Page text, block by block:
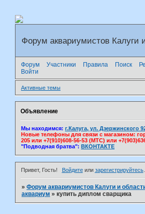
Форум аквариумистов Калуги
Форум Участники Правила Поиск
Войти
Активные темы
Объявление
Мы находимся: г.Калуга, ул. Дзержинского
Новые телефоны для связи с магазином:
205 или +7(910)608-56-53 (МТС) или
"Подводная братва": ВКОНТАКТЕ
Привет, Гость! Войдитеили зарегистрируйтесь.
»Форум аквариумистов Калуги и
аквариум »купить диплом сварщика